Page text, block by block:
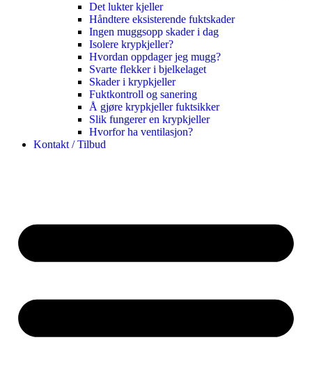
Det lukter kjeller
Håndtere eksisterende fuktskader
Ingen muggsopp skader i dag
Isolere krypkjeller?
Hvordan oppdager jeg mugg?
Svarte flekker i bjelkelaget
Skader i krypkjeller
Fuktkontroll og sanering
Å gjøre krypkjeller fuktsikker
Slik fungerer en krypkjeller
Hvorfor ha ventilasjon?
Kontakt / Tilbud